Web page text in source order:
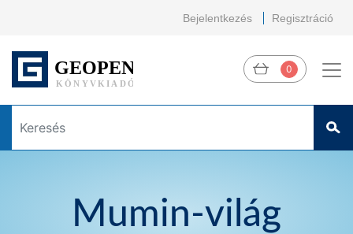
Bejelentkezés Regisztráció
0
Mumin-világ